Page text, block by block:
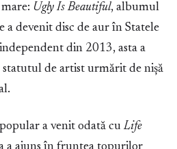
Ugly Is Beautiful, albumul
a devenit disc de aur în Statele
din 2013, asta a
statutul de artist urmărit de nișă
a venit odată cuLife